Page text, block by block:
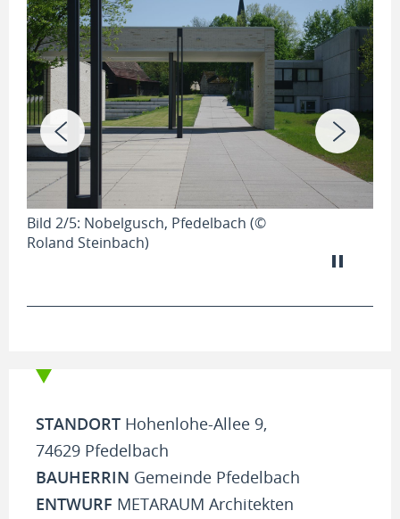
Bild 2/5: Nobelgusch, Pfedelbach (©
Roland Steinbach)
STANDORT Hohenlohe-Allee 9,
74629 Pfedelbach
BAUHERRIN Gemeinde Pfedelbach
ENTWURF METARAUM Architekten